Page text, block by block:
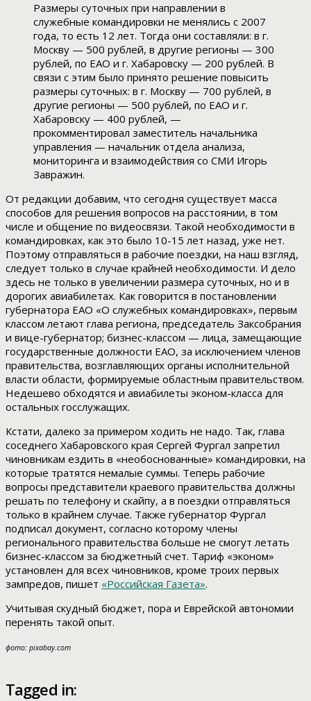
Размеры суточных при направлении в
служебные командировки не менялись с 2007
года, то есть 12 лет. Тогда они составляли: в г.
Москву — 500 рублей, в другие регионы — 300
рублей, по ЕАО и г. Хабаровску — 200 рублей. В
связи с этим было принято решение повысить
размеры суточных: в г. Москву — 700 рублей, в
другие регионы — 500 рублей, по ЕАО и г.
Хабаровску — 400 рублей, —
прокомментировал заместитель начальника
управления — начальник отдела анализа,
мониторинга и взаимодействия со СМИ Игорь
Завражин.
От редакции добавим, что сегодня существует масса
способов для решения вопросов на расстоянии, в том
числе и общение по видеосвязи. Такой необходимости в
командировках, как это было 10-15 лет назад, уже нет.
Поэтому отправляться в рабочие поездки, на наш взгляд,
следует только в случае крайней необходимости. И дело
здесь не только в увеличении размера суточных, но и в
дорогих авиабилетах. Как говорится в постановлении
губернатора ЕАО «О служебных командировках», первым
классом летают глава региона, председатель Заксобрания
и вице-губернатор; бизнес-классом — лица, замещающие
государственные должности ЕАО, за исключением членов
правительства, возглавляющих органы исполнительной
власти области, формируемые областным правительством.
Недешево обходятся и авиабилеты эконом-класса для
остальных госслужащих.
Кстати, далеко за примером ходить не надо. Так, глава
соседнего Хабаровского края Сергей Фургал запретил
чиновникам ездить в «необоснованные» командировки, на
которые тратятся немалые суммы. Теперь рабочие
вопросы представители краевого правительства должны
решать по телефону и скайпу, а в поездки отправляться
только в крайнем случае. Также губернатор Фургал
подписал документ, согласно которому члены
регионального правительства больше не смогут летать
бизнес-классом за бюджетный счет. Тариф «эконом»
установлен для всех чиновников, кроме троих первых
зампредов, пишет «Российская Газета».
Учитывая скудный бюджет, пора и Еврейской автономии
перенять такой опыт.
фото: pixabay.com
Tagged in: